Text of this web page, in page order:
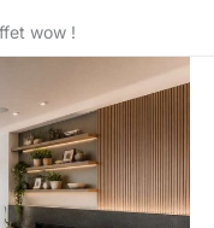
wow !